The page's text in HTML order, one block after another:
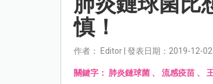
慎！
作者： Editor | 發表日期：2019-12-02
關鍵字： 肺炎鏈球菌、 流感疫苗、